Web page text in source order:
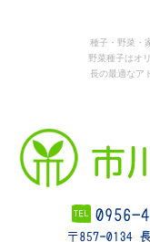
種子・野菜・
野菜種子はオ
長の最適なア